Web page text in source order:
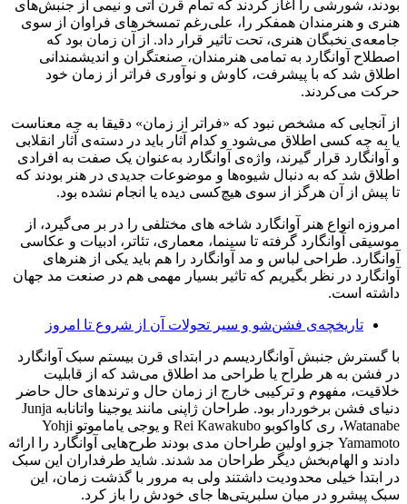
بودند، شورشی را آغاز کردند که تمام قرن آتی و نیمی از جنبش‌های
هنری و هنرمندان همفکر را، علی‌رغم تمسخر‌های فراوان از سوی
جامعه‌ی نخبگان هنری، تحت تاثیر قرار داد. از آن زمان بود که
اصطلاح آوانگارد به تمامی هنرمندان، صنعتگران و اندیشمندانی
اطلاق شد که با پیشرفت، کاوش و نوآوری فراتر از زمان خود
حرکت می‌کردند.
از آنجایی‌ که مشخص نبود که «فراتر از زمان» دقیقا به چه معناست
یا به چه کسی اطلاق می‌شود و کدام آثار باید در دسته‌ی آثار انقلابی
و آوانگارد قرار گیرند، واژه‌ی آوانگارد به‌عنوان یک صفت به افرادی
اطلاق شد که به دنبال شیوه‌ها و موضوعات جدیدی در هنر بودند که
تا پیش از آن هرگز از سوی هیچ‌کسی دیده یا انجام نشده بود.
امروزه انواع هنر آوانگارد شاخه های مختلفی را در بر می‌گیرد، از
موسیقی آوانگارد گرفته تا سینما، معماری، تئاتر، ادبیات و عکاسی
آوانگارد. طراحی لباس و مد آوانگارد را هم باید یکی از هنرهای
آوانگارد در نظر بگیریم که تاثیر بسیار مهمی هم در صنعت مد جهان
داشته است.
تاریخچه‌ی فشن‌شو و سیر تحولات آن از شروع تا امروز
با گسترش جنبش آوانگاردیسم در ابتدای قرن بیستم سبک آوانگارد
در فشن به هر طراح یا طراحی مد اطلاق می‌شد که از قابلیت
خلاقیت، مفهوم و ترکیبی خارج از زمان حال و ترندهای حال حاضر
دنیای فشن برخوردار بود. طراحان ژاپنی مانند یوجینا واتانابه Junja
Watanabe، ری کاواکوبو Rei Kawakubo و یوجی یاماموتو Yohji
Yamamoto جزو اولین طراحان مدی بودند طرح‌هایی آوانگارد را ارائه
دادند و الهام‌بخش دیگر طراحان مد شدند. شاید طرفداران این سبک
در ابتدا خیلی محدودیت داشتند ولی به مرور با گذشت زمان، این
سبک پیشرو در میان سلبریتی‌ها جای خودش را باز کرد.